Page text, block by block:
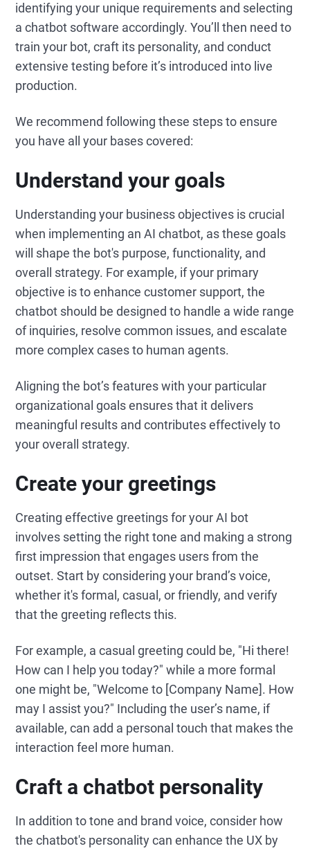
identifying your unique requirements and selecting
a chatbot software accordingly. You’ll then need to
train your bot, craft its personality, and conduct
extensive testing before it’s introduced into live
production.
We recommend following these steps to ensure
you have all your bases covered:
Understand your goals
Understanding your business objectives is crucial
when implementing an AI chatbot, as these goals
will shape the bot's purpose, functionality, and
overall strategy. For example, if your primary
objective is to enhance customer support, the
chatbot should be designed to handle a wide range
of inquiries, resolve common issues, and escalate
more complex cases to human agents.
Aligning the bot’s features with your particular
organizational goals ensures that it delivers
meaningful results and contributes effectively to
your overall strategy.
Create your greetings
Creating effective greetings for your AI bot
involves setting the right tone and making a strong
first impression that engages users from the
outset. Start by considering your brand’s voice,
whether it's formal, casual, or friendly, and verify
that the greeting reflects this.
For example, a casual greeting could be, "Hi there!
How can I help you today?" while a more formal
one might be, "Welcome to [Company Name]. How
may I assist you?" Including the user’s name, if
available, can add a personal touch that makes the
interaction feel more human.
Craft a chatbot personality
In addition to tone and brand voice, consider how
the chatbot's personality can enhance the UX by